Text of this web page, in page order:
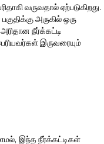
வருவதால் ஏற்படுகிறது.
அருகில் ஒரு
நீர்க்கட்டி
இருவரையும்
இந்த நீர்க்கட்டிகள்